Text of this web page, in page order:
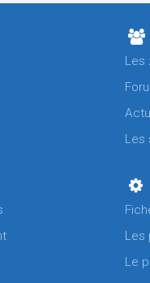
Les
Les
Les
Le